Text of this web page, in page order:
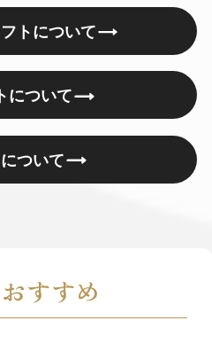
トについて
について
ついて
すすめ